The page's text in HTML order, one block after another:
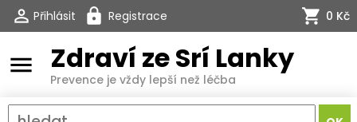
Přihlásit Registrace 0 Kč
menu Zdraví ze Srí Lanky
Prevence je vždy lepší než léčba